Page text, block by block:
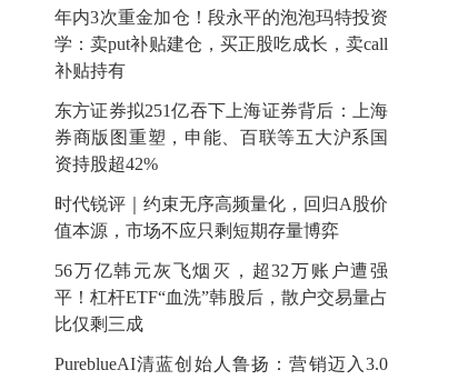
年内3次重金加仓！段永平的泡泡玛特投资
学：卖put补贴建仓，买正股吃成长，卖call
补贴持有
东方证券拟251亿吞下上海证券背后：上海
券商版图重塑，申能、百联等五大沪系国
资持股超42%
时代锐评｜约束无序高频量化，回归A股价
值本源，市场不应只剩短期存量博弈
56万亿韩元灰飞烟灭，超32万账户遭强
平！杠杆ETF“血洗”韩股后，散户交易量占
比仅剩三成
​PureblueAI清蓝创始人鲁扬：营销迈入3.0